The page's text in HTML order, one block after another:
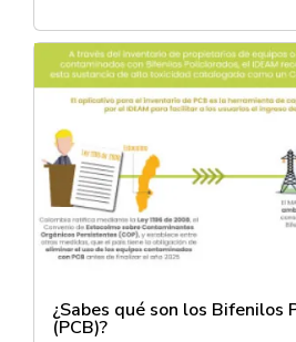
¿Sabes qué son los Bifenilos
(PCB)?